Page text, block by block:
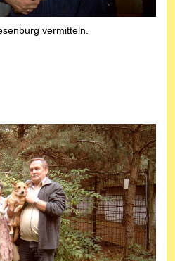
vermitteln.